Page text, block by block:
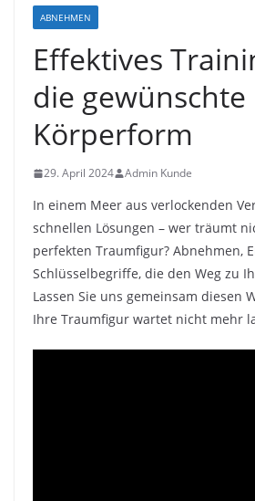
ABNEHMEN
Effektives
die gewünschte
Körperform
29. April 2024 Admin Kunde
In einem Meer aus verlockenden
schnellen Lösungen – wer träumt
perfekten Traumfigur? Abnehmen,
Schlüsselbegriffe, die den Weg zu
Lassen Sie uns gemeinsam diesen
Ihre Traumfigur wartet nicht mehr